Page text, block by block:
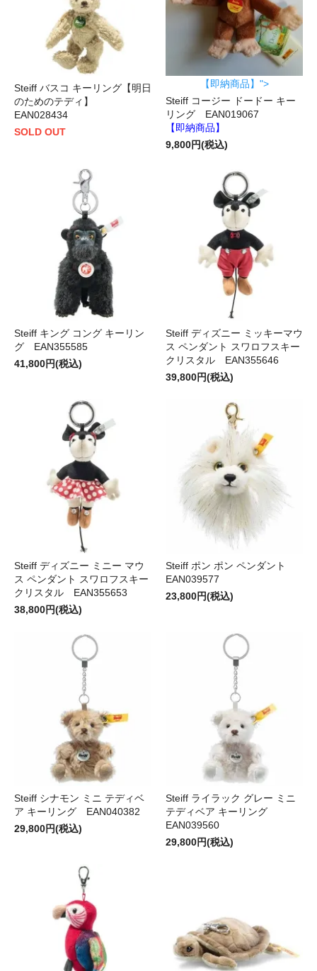
Steiff バスコ キーリング【明日
のためのテディ】
EAN028434
SOLD OUT
【即納商品】">
Steiff コージー ド​​ードー キー
リング EAN019067
【即納商品】
9,800円(税込)
Steiff キング コング キーリン
グ EAN355585
41,800円(税込)
Steiff ディズニー ミッキーマウ
ス ペンダント スワロフスキー
クリスタル EAN355646
39,800円(税込)
Steiff ディズニー ミニー マウ
ス ペンダント スワロフスキー
クリスタル EAN355653
38,800円(税込)
Steiff ポン ポン ペンダント
EAN039577
23,800円(税込)
Steiff シナモン ミニ テディベ
ア キーリング EAN040382
29,800円(税込)
Steiff ライラック グレー ミニ
テディベア キーリング
EAN039560
29,800円(税込)